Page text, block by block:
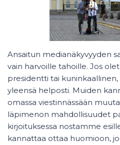
Ansaitun medianäkyvyyden
vain harvoille tahoille. Jos
presidentti tai kuninkaallinen,
yleensä helposti. Muiden
omassa viestinnässään
läpimenon mahdollisuudet
kirjoituksessa nostamme
kannattaa ottaa huomioon,